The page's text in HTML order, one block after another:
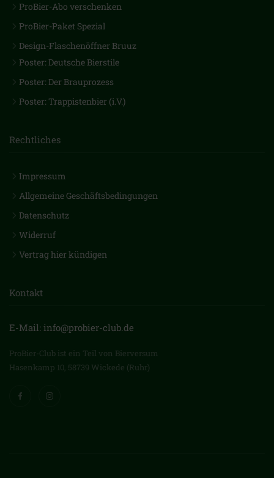
ProBier-Abo verschenken
ProBier-Paket Spezial
Design-Flaschenöffner Bruuz
Poster: Deutsche Bierstile
Poster: Der Brauprozess
Poster: Trappistenbier (i.V.)
Rechtliches
Impressum
Allgemeine Geschäftsbedingungen
Datenschutz
Widerruf
Vertrag hier kündigen
Kontakt
E-Mail: info@probier-club.de
ProBier-Club ist ein Teil von Bierversum
Hasenkamp 10, 58739 Wickede (Ruhr)